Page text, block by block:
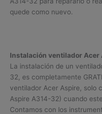
quede como nuevo.
Instalación ventilador Acer
La instalación de un
32, es completamente
ventilador Acer Aspire, solo
Aspire A314-32) cuando
Contamos con los